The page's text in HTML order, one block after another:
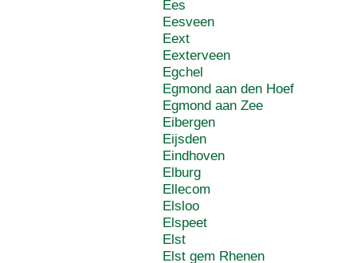
Ees
Eesveen
Eext
Eexterveen
Egchel
Egmond aan den Hoef
Egmond aan Zee
Eibergen
Eijsden
Eindhoven
Elburg
Ellecom
Elsloo
Elspeet
Elst
Elst gem Rhenen